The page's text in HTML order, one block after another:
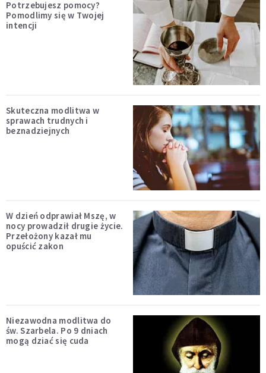
Potrzebujesz pomocy?
Pomodlimy się w Twojej
intencji
Skuteczna modlitwa w
sprawach trudnych i
beznadziejnych
W dzień odprawiał Mszę, w
nocy prowadził drugie życie.
Przełożony kazał mu
opuścić zakon
Niezawodna modlitwa do
św. Szarbela. Po 9 dniach
mogą dziać się cuda